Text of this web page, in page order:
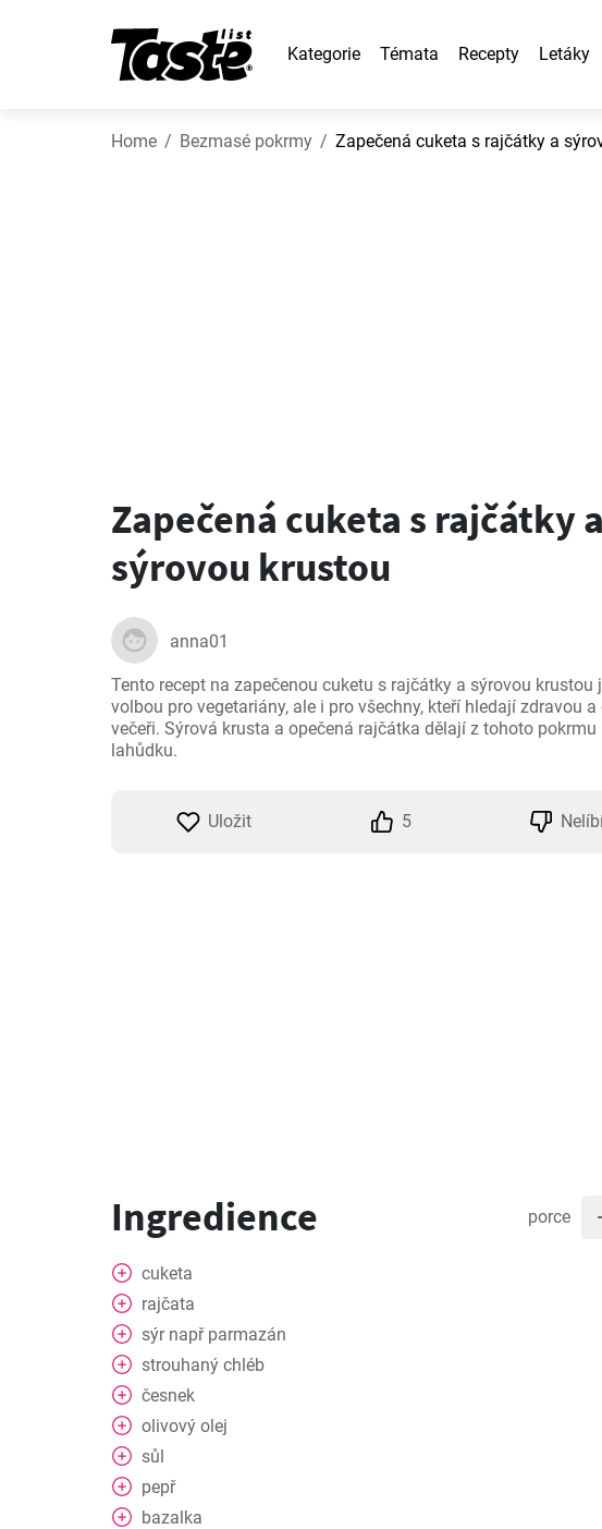
Kategorie Témata Recepty Letáky
Home Bezmasé pokrmy Zapečená cuketa s rajčátky a
Zapečená cuketa s rajčátky a
sýrovou krustou
anna01
Tento recept na zapečenou cuketu s rajčátky a sýrovou krustou
volbou pro vegetariány, ale i pro všechny, kteří hledají zdravou
večeři. Sýrová krusta a opečená rajčátka dělají z tohoto
lahůdku.
Uložit 5
Ingredience porce
cuketa
rajčata
sýr např parmazán
strouhaný chléb
česnek
olivový olej
sůl
pepř
bazalka